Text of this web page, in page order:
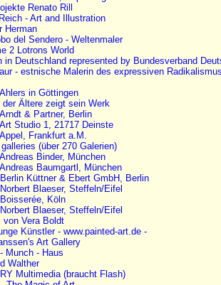
Renato Rill
- Art and Illustration
Herman
del Sendero - Weltenmaler
2 Lotrons World
in Deutschland represented by Bundesverband
- estnische Malerin des expressiven
in Göttingen
der Ältere zeigt sein Werk
& Partner, Berlin
Studio 1, 21717 Deinste
Frankfurt a.M.
(über 270 Galerien)
Binder, München
Baumgartl, München
Küttner & Ebert GmbH, Berlin
Blaeser, Steffeln/Eifel
Köln
Blaeser, Steffeln/Eifel
von Vera Boldt
Künstler - www.painted-art.de -
Art Gallery
Munch - Haus
Walther
Multimedia (braucht Flash)